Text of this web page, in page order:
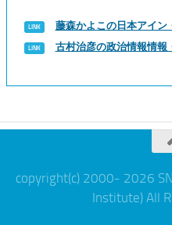
藤森かよこの日本アイン
古村治彦の政治情報情報
copyright(c) 2000- 2026
Institute) All